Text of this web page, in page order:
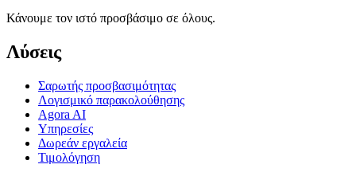
Κάνουμε τον ιστό προσβάσιμο σε όλους.
Λύσεις
Σαρωτής προσβασιμότητας
Λογισμικό παρακολούθησης
Agora AI
Υπηρεσίες
Δωρεάν εργαλεία
Τιμολόγηση